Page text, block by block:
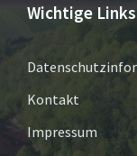
Wichtige Links
Kontakt
Impressum